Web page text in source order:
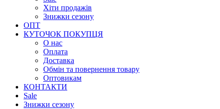
Хіти продажів
Знижки сезону
ОПТ
КУТОЧОК ПОКУПЦЯ
О нас
Оплата
Доставка
Обмін та повернення товару
Оптовикам
КОНТАКТИ
Sale
Знижки сезону